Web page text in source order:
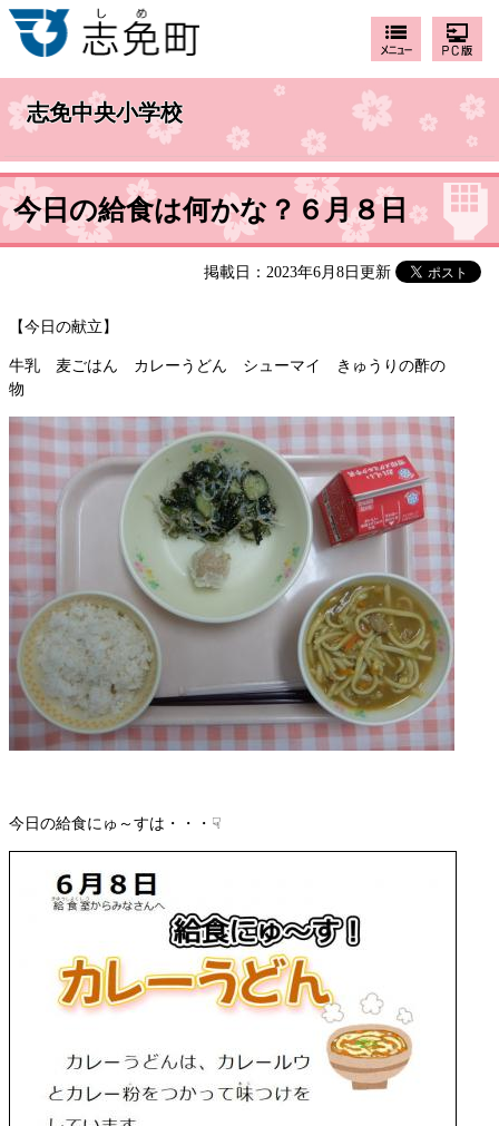
志免中央小学校
今日の給食は何かな？６月８日
掲載日：2023年6月8日更新
【今日の献立】
牛乳 麦ごはん カレーうどん シューマイ きゅうりの酢の
物 ​
今日の給食にゅ～すは・・・☟